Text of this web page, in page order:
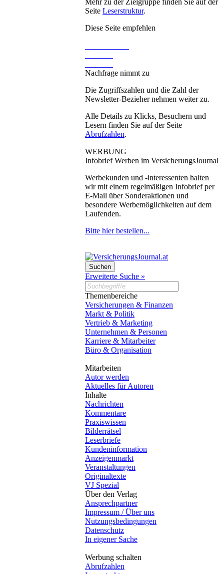
Mehr zu der Zielgruppe finden Sie auf der
Seite Leserstruktur.
Diese Seite empfehlen
Nachfrage nimmt zu
Die Zugriffszahlen und die Zahl der
Newsletter-Bezieher nehmen weiter zu.
Alle Details zu Klicks, Besuchern und
Lesern finden Sie auf der Seite
Abrufzahlen.
WERBUNG
Infobrief Werben im VersicherungsJournal
Werbekunden und -interessenten halten
wir mit einem regelmäßigen Infobrief per
E-Mail über Sonderaktionen und
besondere Werbemöglichkeiten auf dem
Laufenden.
Bitte hier bestellen...
Erweiterte Suche »
Themenbereiche
Versicherungen & Finanzen
Markt & Politik
Vertrieb & Marketing
Unternehmen & Personen
Karriere & Mitarbeiter
Büro & Organisation
Mitarbeiten
Autor werden
Aktuelles für Autoren
Inhalte
Nachrichten
Kommentare
Praxiswissen
Bilderrätsel
Leserbriefe
Kundeninformation
Anzeigenmarkt
Veranstaltungen
Originaltexte
VJ Spezial
Über den Verlag
Ansprechpartner
Impressum / Über uns
Nutzungsbedingungen
Datenschutz
In eigener Sache
Werbung schalten
Abrufzahlen